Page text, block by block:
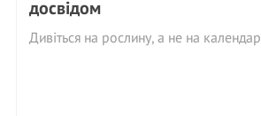
досвідом
Дивіться на рослину, а не на календар